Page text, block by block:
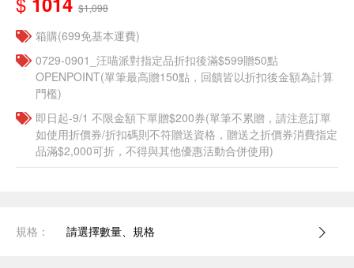
$1,098
箱購(699免基本運費)
0729-0901_汪喵派對指定品折扣後滿$599贈50點
OPENPOINT(單筆最高贈150點，回饋皆以折扣後金額為計算
門檻)
即日起-9/1 不限金額下單贈$200券(單筆不累贈，請注意訂單
如使用折價券/折扣碼則不符贈送資格，贈送之折價券消費指定
品滿$2,000可折，不得與其他優惠活動合併使用)
規格： 請選擇數量、規格